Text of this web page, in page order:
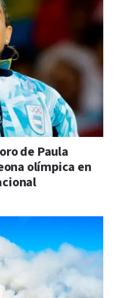
de Paula
olímpica en